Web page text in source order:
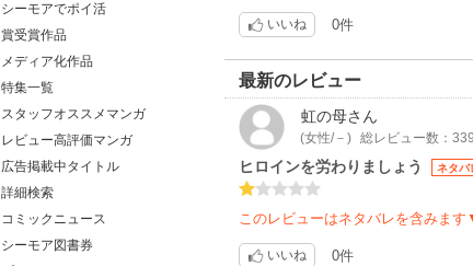
シーモアでポイ活
賞受賞作品
メディア化作品
特集一覧
スタッフオススメマンガ
レビュー高評価マンガ
広告掲載中タイトル
詳細検索
コミックニュース
シーモア図書券
いいね 0件
最新のレビュー
虹の母さん
(女性/－) 総レビュー数：
ヒロインを労わりましょう ネタバ
このレビューはネタバレを含みます
いいね 0件